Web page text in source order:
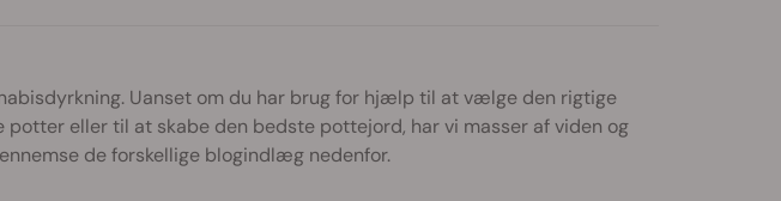
Uanset om du har brug for hjælp til at vælge den rigtige
eller til at skabe den bedste pottejord, har vi masser af viden og
de forskellige blogindlæg nedenfor.